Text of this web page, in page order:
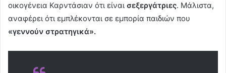
οικογένεια Καρντάσιαν ότι είναι σεξεργάτριες. Μάλιστα,
αναφέρει ότι εμπλέκονται σε εμπορία παιδιών που
«γεννούν στρατηγικά».